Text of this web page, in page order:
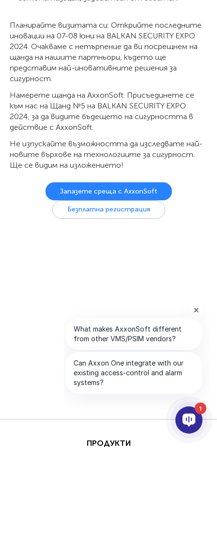
Планирайте визитата си: Открийте последните
иновации на 07-08 юни на BALKAN SECURITY EXPO
2024. Очакваме с нетърпение да ви посрещнем на
щанда на нашите партньори, където ще
представим най-иновативните решения за
сигурност.
Намерете щанда на AxxonSoft: Присъединете се
към нас на Щанд №5 на BALKAN SECURITY EXPO
2024, за да видите бъдещето на сигурността в
действие с AxxonSoft.
Не изпускайте възможността да изследвате най-
новите върхове на технологиите за сигурност.
Ще се видим на изложението!
Запазете среща с AxxonSoft
Безплатна регистрация
ПРОДУКТИ
1